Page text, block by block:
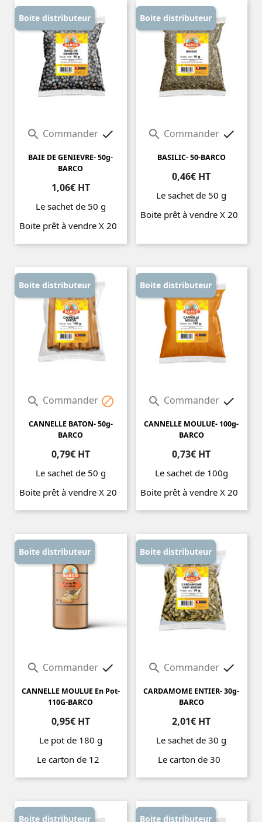
 Commander 
BAIE DE GENIEVRE- 50g-
BARCO
1,06€ HT
Le sachet de 50 g
Boite prêt à vendre X 20
Prix
Boite distributeur
 Commander 
BASILIC- 50-BARCO
0,46€ HT
Le sachet de 50 g
Boite prêt à vendre X 20
Boite distributeur
 Commander 
CANNELLE BATON- 50g-
BARCO
0,79€ HT
Le sachet de 50 g
Boite prêt à vendre X 20
Prix
Boite distributeur
 Commander 
CANNELLE MOULUE- 100g-
BARCO
0,73€ HT
Le sachet de 100g
Boite prêt à vendre X 20
Prix
Boite distributeur
 Commander 
CANNELLE MOULUE En Pot-
110G-BARCO
0,95€ HT
Le pot de 180 g
Le carton de 12
Prix
Boite distributeur
 Commander 
CARDAMOME ENTIER- 30g-
BARCO
2,01€ HT
Le sachet de 30 g
Le carton de 30
Prix
Boite distributeur
Boite distributeur Boite distributeur